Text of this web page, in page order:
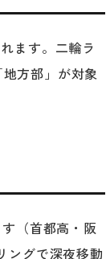
ます。二輪ラ
方部」が対象
（首都高・阪
ングで深夜移動